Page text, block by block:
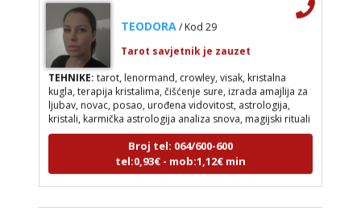
TEODORA / Kod 29
Tarot savjetnik je zauzet
TEHNIKE:tarot, lenormand, crowley, visak, kristalna
kugla, terapija kristalima, čišćenje sure, izrada amajlija za
ljubav, novac, posao, urođena vidovitost, astrologija,
kristali, karmička astrologija analiza snova, magijski rituali
Broj tel: 064/600-600
tel:0,93€ - mob:1,12€ min